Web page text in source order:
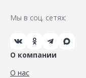
Мы в соц. сетях:
О компании
О нас